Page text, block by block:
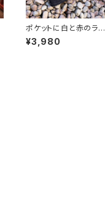
ポケットに白と赤のライ
ンが入ったシンプルおし
ゃれなデニムスカート
¥3,980